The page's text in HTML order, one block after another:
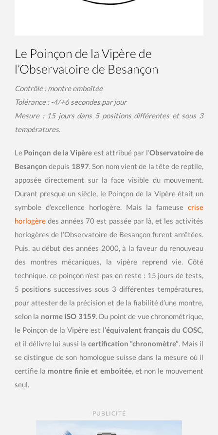
Le Poinçon de la Vipère de
l’Observatoire de Besançon
Contrôle : montre emboîtée
Tolérance : -4/+6 secondes par jour
Mesure : 15 jours dans 5 positions différentes et sous 3
températures.
Le Poinçon de la Vipère est attribué par l’Observatoire de
Besançon depuis 1897. Son nom vient de la tête de reptile,
apposée directement sur la face visible du mouvement.
Durant presque un siècle, le Poinçon de la Vipère était un
symbole d’excellence horlogère. Mais la fameuse crise
horlogère des années 70 est passée par là, et les activités
horlogères de l’Observatoire de Besançon furent arrêtées.
Puis, au début des années 2000, à la faveur du renouveau
des montres mécaniques, la vipère reprend vie. Côté
technique, ce poinçon n’est pas en reste : 15 jours de tests,
5 positions successives sous 3 différentes températures,
pour attester de la précision et de la fiabilité d’une montre,
selon la norme ISO 3159. Du point de vue chronométrique,
le Poinçon de la Vipère est l’équivalent français du COSC,
et il délivre lui aussi la certification “chronomètre”. Mais il
se distingue de son homologue suisse dans la mesure où il
certifie la montre finie et emboîtée, et non le mouvement
seul.
PUBLICITÉ